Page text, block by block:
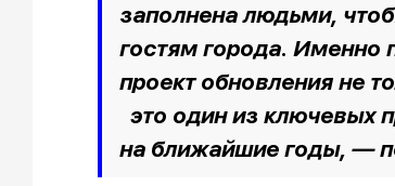
заполнена людьми,
гостям города. Именно
проект обновления не
это один из ключевых
на ближайшие годы, —